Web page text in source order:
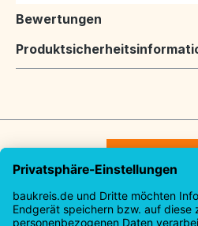
Bewertungen
Service-Hotline